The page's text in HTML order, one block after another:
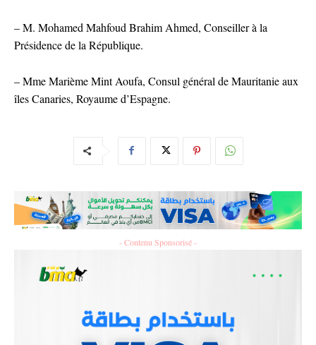
– M. Mohamed Mahfoud Brahim Ahmed, Conseiller à la
Présidence de la République.
– Mme Marième Mint Aoufa, Consul général de Mauritanie aux
îles Canaries, Royaume d’Espagne.
- Contenu Sponsorisé -